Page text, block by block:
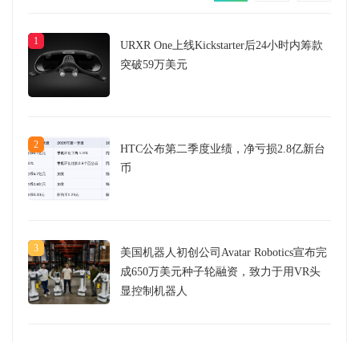
1
URXR One上线Kickstarter后24小时内筹款
突破59万美元
2
HTC公布第二季度业绩，净亏损2.8亿新台
币
3
美国机器人初创公司Avatar Robotics宣布完
成650万美元种子轮融资，致力于用VR头
显控制机器人